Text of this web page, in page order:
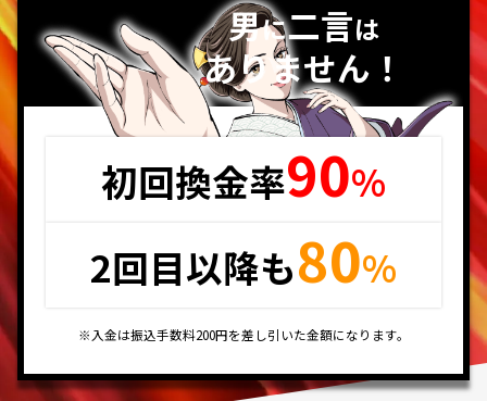
男に二言は
ありません！
初回換金率90%
2回目以降も80%
※入金は振込手数料200円を差し引いた金額になります。